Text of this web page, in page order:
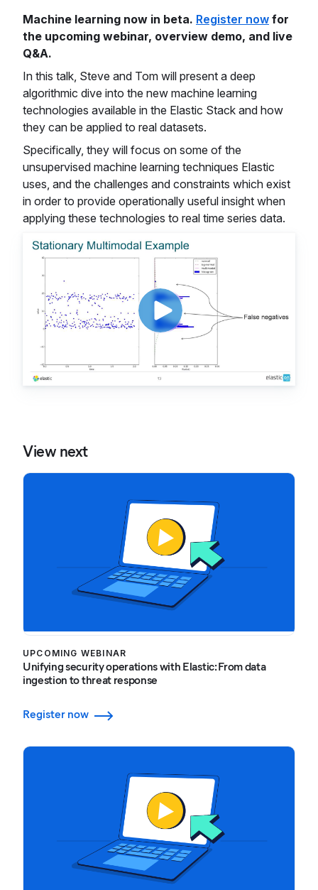
Machine learning now in beta. Register now for
the upcoming webinar, overview demo, and live
Q&A.
In this talk, Steve and Tom will present a deep
algorithmic dive into the new machine learning
technologies available in the Elastic Stack and how
they can be applied to real datasets.
Specifically, they will focus on some of the
unsupervised machine learning techniques Elastic
uses, and the challenges and constraints which exist
in order to provide operationally useful insight when
applying these technologies to real time series data.
View next
UPCOMING WEBINAR
Unifying security operations with Elastic: From data
ingestion to threat response
Register now